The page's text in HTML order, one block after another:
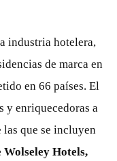
industria hotelera,
de marca en
en 66 países. El
y enriquecedoras a
las que se incluyen
Hotels,